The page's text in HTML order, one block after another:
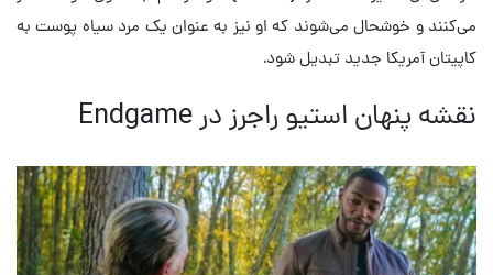
می‌کنند و خوشحال می‌شوند که او نیز به عنوان یک مرد سیاه پوست به
کاپیتان آمریکا جدید تبدیل شود.
نقشه پنهان استیو راجرز در Endgame